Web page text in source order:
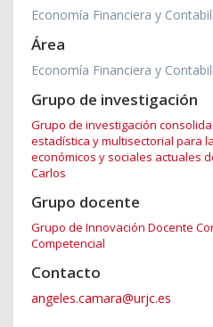
Economía Financiera y
Área
Economía Financiera y
Grupo de investigación
Grupo de investigación
estadística y multisectorial para
económicos y sociales actuales
Carlos
Grupo docente
Grupo de Innovación Docente
Competencial
Contacto
angeles.camara@urjc.es